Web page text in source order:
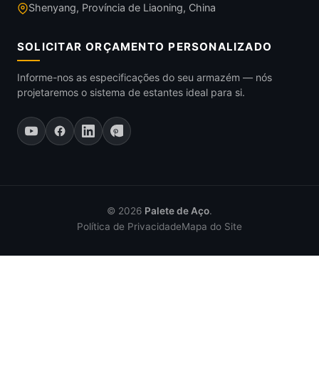
Shenyang, Província de Liaoning, China
SOLICITAR ORÇAMENTO PERSONALIZADO
Informe-nos as especificações do seu armazém — nós
projetaremos o sistema de estantes ideal para si.
© 2026 Palete de Aço.
Política de PrivacidadeMapa do Site